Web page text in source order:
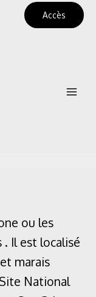
Accès
ou les
Il est localisé
marais
National